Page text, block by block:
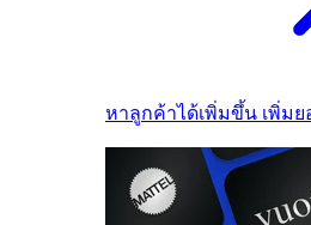
หาลูกค้าได้เพิ่มขึ้น เพิ่ม